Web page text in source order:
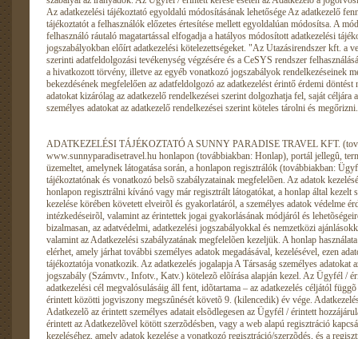
ADATKEZELÉSI TÁJÉKOZTATÓ A SUNNY PARADISE TRAVEL KFT. (továbbiakban Társaság), a www.sunnyparadisetravel.hu honlapon (továbbiakban: Honlap), portál jellegû, termékértékesítésre is alkalmas honlapot üzemeltet, amelynek látogatása során, a honlapon regisztrálók (továbbiakban: Ügyfél) adatait kezeli a jelen Adatkezelési tájékoztatónak és vonatkozó belsõ szabályzatainak megfelelõen. Az adatok kezelésével összefüggésben ezúton tájékoztatjuk a honlapon regisztrálni kívánó vagy már regisztrált látogatókat, a honlap által kezelt személyes adatokról, a személyes adatok kezelése körében követett elveirõl és gyakorlatáról, a személyes adatok védelme érdekében tett szervezési és technikai intézkedéseirõl, valamint az érintettek jogai gyakorlásának módjáról és lehetõségeirõl. A rögzített személyes adatokat bizalmasan, az adatvédelmi, adatkezelési jogszabályokkal és nemzetközi ajánlásokkal összhangban, a jelen tájékoztatónak valamint az Adatkezelési szabályzatának megfelelõen kezeljük. A honlap használata során az Ügyfél további funkciókat is elérhet, amely járhat további személyes adatok megadásával, kezelésével, ezen adatok kezelésére is a Társaság jelen adatkezelési tájékoztatója vonatkozik. Az adatkezelés jogalapja A Társaság személyes adatokat az Ügyfél / érintett hozzájárulása, illetve jogszabály (Számvtv., Infotv., Katv.) kötelezõ elõírása alapján kezel. Az Ügyfél / érintett hozzájárulásán alapuló adatkezelés, az adatkezelési cél megvalósulásáig áll fent, idõtartama – az adatkezelés céljától függõ – de maximális a Társaság és az Ügyfél / érintett közötti jogviszony megszûnését követõ 9. (kilencedik) év vége. Adatkezelés az érintett hozzájárulása alapján Az Adatkezelõ az érintett személyes adatait elsõdlegesen az Ügyfél / érintett hozzájárulása alapján kezeli. Amennyiben Ügyfél / érintett az Adatkezelõvel kötött szerzõdésben, vagy a web alapú regisztráció kapcsán hozzájárulást ad(hat) mindazon adatai kezeléséhez, amely adatok kezelése a vonatkozó regisztráció/szerzõdés, és a regisztráció/szerzõdésben foglalt szolgáltatások végrehajtásához szükséges. Amennyiben az adat kezelése nélkül a regisztráció/szerzõdés nem teljesíthetõ, a hozzájárulás hiányában a regisztráció/szerzõdés nem valósul meg. A regisztráció elfogadásával az Ügyfél / érintett hozzájárul az Adatkezelési Tájékoztatóban meghatározott adatkezelésekhez. Az web alapú ûrlapokon az Ügyfél / érintett tájékoztatást kap arról, hogy mely adat kezelése szükséges. Az ûrlapon/nyomtatványon feltüntetésre kerül, hogy az adatkezelés kötelezõ – a szolgáltatás igénybe vételének feltétele – vagy az Ügyfél / érintett hozzájárulásától függ. Amennyiben az Ügyfél / érintett külön nyilatkozatban adja hozzájárulását, az Adatkezelõ a nyilatkozathoz kapcsolódóan az Ügyfél / érintett számára teljes körû tájékoztatást nyújt az adatok kezelésérõl. A Társaság tájékoztatja az Ügyfelet, hogy az adatkezeléssel kapcsolatos tényekrõl történt tájékoztatást követõen, a természetes személy Ügyfél az egyedi szerzõdések aláírásával hozzájárul ahhoz, hogy a részére a Társaság által nyújtott szolgáltatással kapcsolatos szerzõdésben, az ahhoz kapcsolódó dokumentumokban és okiratokban feltüntetett személyes adatait a Társaság, a megjelölt elõírásoknak és céloknak megfelelõen kezelje. Adatkezelés a jogszabály rendelkezése alapján A Társaság, mint adatkezelõ vonatkozásában az Ügyfél / érintett személyes adatának kezelését jogszabály rendeli el, az adatkezelés kötelezõ. Errõl az Adatkezelõ az Ügyfelet / érintettet tájékoztatja. A Társaság, mint adatkezelõ nem vizsgálhatja az adatkezelésre jogalapot teremtõ jogszabály célszerûségét, szakszerûségét. Adatkezelés egyéb jogalapok alapján A Társaság részérõl személyes adat kezelhetõ akkor is, ha az Ügyfél / érintett hozzájárulásának beszerzése lehetetlen, vagy aránytalan költséggel járna, és a személyes adat kezelése az Adatkezelõre vonatkozó jogi kötelezettség teljesítése céljából szükséges, vagy az adatkezelõ vagy harmadik személy jogos érdekének érvényesítése céljából szükséges, és ezen érdek érvényesítése a személyes adatok védelméhez fûzõdõ jog korlátozásával arányban áll. Az Adatkezelõ tájékoztatja az Ügyfelet / érintettet, ha személyes adatainak kezelésére ezen jogalapból kerül sor. Ha az Ügyfél / érintett cselekvõképtelensége folytán vagy más elháríthatatlan okból nem képes hozzájárulását megadni, akkor a saját vagy más személy létfontosságú érdekeinek védelméhez, valamint a személyek életét, testi épségét vagy javait fenyegetõ közvetlen veszély elhárításához vagy megelõzéséhez szükséges mértékben a hozzájárulás akadályainak fennállása alatt az érintett személyes adatai kezelhetõek. Ha a személyes adat felvételére az Ügyfél / érintett hozzájárulásával került sor, az Adatkezelõ a felvett adatokat törvény eltérõ rendelkezésének hiányában a rá vonatkozó jogi kötelezettség teljesítése céljából, vagy az Adatkezelõ vagy harmadik személy jogos érdekének érvényesítése céljából, ha ezen érdek érvényesítése a személyes adatok védelméhez fûzõdõ jog korlátozásával arányban áll, további külön hozzájárulás nélkül, valamint az Ügyfél / érintett hozzájárulásának visszavonását követõen is kezelheti. Az Adatkezelõ tájékoztatja az Ügyfelet / érintettet, ha személyes adatainak kezelésére ezen jogalapból kerül sor. Az Ügyfél / érintett kérelmére, kezdeményezésére indult ügyben az általa megadott személyes adatok tekintetében az Ügyfél / érintett hozzájárulását vélelmezni kell. Az Adatkezelõ személye Az Adatkezelõ adatai: Adatkezelõ neve: Sunny Paradise Travel Kft. Adatkezelõ rövidített neve: Sunny Paradise Travel Kft. Adatkezelõ székhelye: 1139 Budapest Váci út 81. Adatkezelõ cégjegyzékszáma: 01 09 924023 Adatkezelõt nyilvántartó bíróság: Fõvárosi Törvényszék Cégbírósága Adatkezelõ telefonos elérhetõsége: +36 1 3010927, +36 30 2342635 Adatkezelõ email elérhetõsége: sunnyparadisetravel@gmail.com Adatkezelõ internetes elérhetõsége: www.sunnyparadisetravel.hu Adatkezelõ képviselõi: Fodor Enikõ Az adatkezelés célja Az adatok felvétele és kezelése tisztességesen és a vonatkozó jogszabályi elõírásoknak megfelelõen, törvényesen történik. Az adatkezelõ törekszik arra, hogy csak olyan személyes adat kezelésére kerüljön sor, amely az adatkezelés céljának megvalósulásához elengedhetetlen, és az által a cél elérésére alkalmas. Az információs önrendelkezési jogról és az információszabadságról szóló 2011. évi CXII. törvény (a továbbiakban: Infotv.) rendelkezései értelmében az Adatkezelõ személyes adatot kizárólag meghatározott célból, jog gyakorlása és kötelezettség teljesítése érdekében kezel(het), amely személyes adat kizárólag a cél megvalósulásához szükséges mértékben és ideig kezelhetõ.A regisztráció során kötelezõen megadandó személyes adatok kezelése, a felhasználók és jogosultságaik (a felhasználók részére nyitva álló alapszolgáltatások, pl. profilmódosítás, dokumentumok letöltése, szolgáltatás igénybevételének kezdeményezése) azonosításához szükséges. Az adatkezelõ által naplózott adatok kezelése, valamint a cookie által gyûjtött felhasználói szokásokról nyert adatok kezelése, kizárólag statisztikai célt szolgál. A Társaság esetében a jelen Tájékoztatójának hatálya alá tartozó adatkezelések az alábbi célokat szolgál(hat)ják az Ügyfél tájékoztatási céllal történõ regisztrálása; az Ügyféllel történõ a Katv-ben és az Infotv-ben elõírt regisztrációhoz és hozzájáruláshoz kötött direkt marketing tevékenység; az Ügyféllel történõ szerzõdés közvetítése; az Ügyfél számára szállodai szolgáltatás közvetítése; a Pmt.-ben meghatározott egyéb nyilvántartási kötelezettség teljesítéséhez szükséges adatot kezelése; az Ügyfél panaszainak, bejelentéseinek, igényeinek kezelése, ezek nyilvántartása, kivizsgálása; az Ügyféllel